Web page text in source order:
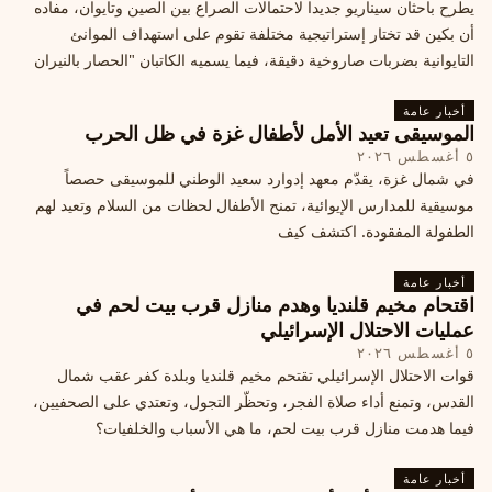
يطرح باحثان سيناريو جديدا لاحتمالات الصراع بين الصين وتايوان، مفاده
أن بكين قد تختار إستراتيجية مختلفة تقوم على استهداف الموانئ
التايوانية بضربات صاروخية دقيقة، فيما يسميه الكاتبان "الحصار بالنيران
أخبار عامة
الموسيقى تعيد الأمل لأطفال غزة في ظل الحرب
٥ أغسطس ٢٠٢٦
في شمال غزة، يقدّم معهد إدوارد سعيد الوطني للموسيقى حصصاً
موسيقية للمدارس الإيوائية، تمنح الأطفال لحظات من السلام وتعيد لهم
الطفولة المفقودة. اكتشف كيف
أخبار عامة
اقتحام مخيم قلنديا وهدم منازل قرب بيت لحم في
عمليات الاحتلال الإسرائيلي
٥ أغسطس ٢٠٢٦
قوات الاحتلال الإسرائيلي تقتحم مخيم قلنديا وبلدة كفر عقب شمال
القدس، وتمنع أداء صلاة الفجر، وتحظّر التجول، وتعتدي على الصحفيين،
فيما هدمت منازل قرب بيت لحم، ما هي الأسباب والخلفيات؟
أخبار عامة